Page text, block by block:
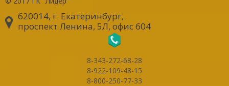
620014, г. Екатеринбург,
проспект Ленина, 5Л, офис 604
8-343-272-68-28
8-922-109-48-15
8-800-250-77-33